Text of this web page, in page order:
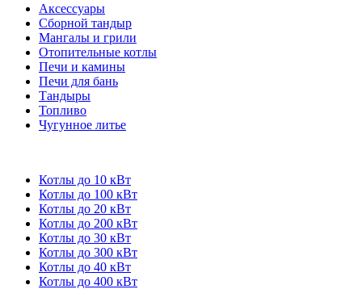
Аксессуары
Сборной тандыр
Мангалы и грили
Отопительные котлы
Печи и камины
Печи для бань
Тандыры
Топливо
Чугунное литье
Котлы до 10 кВт
Котлы до 100 кВт
Котлы до 20 кВт
Котлы до 200 кВт
Котлы до 30 кВт
Котлы до 300 кВт
Котлы до 40 кВт
Котлы до 400 кВт